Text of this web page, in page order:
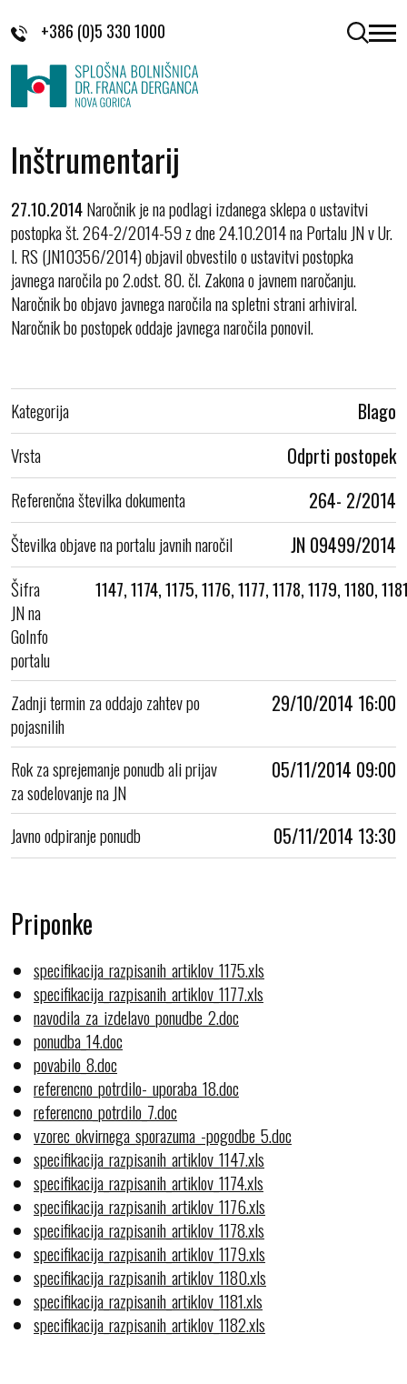
+386 (0)5 330 1000 odpri
Inštrumentarij
27.10.2014Naročnik je na podlagi izdanega sklepa o ustavitvi
postopka št. 264-2/2014-59 z dne 24.10.2014 na Portalu JN v Ur.
l. RS (JN10356/2014) objavil obvestilo o ustavitvi postopka
javnega naročila po 2.odst. 80. čl. Zakona o javnem naročanju.
Naročnik bo objavo javnega naročila na spletni strani arhiviral.
Naročnik bo postopek oddaje javnega naročila ponovil.
Kategorija Blago
Vrsta Odprti postopek
Referenčna številka dokumenta 264- 2/2014
Številka objave na portalu javnih naročil JN 09499/2014
Šifra
JN na
GoInfo
portalu
1147, 1174, 1175, 1176, 1177, 1178, 1179, 1180,
Zadnji termin za oddajo zahtev po
pojasnilih
29/10/2014 16:00
Rok za sprejemanje ponudb ali prijav
za sodelovanje na JN
05/11/2014 09:00
Javno odpiranje ponudb 05/11/2014 13:30
Priponke
specifikacija_razpisanih_artiklov_1175.xls
specifikacija_razpisanih_artiklov_1177.xls
navodila_za_izdelavo_ponudbe_2.doc
ponudba_14.doc
povabilo_8.doc
referencno_potrdilo-_uporaba_18.doc
referencno_potrdilo_7.doc
vzorec_okvirnega_sporazuma_-pogodbe_5.doc
specifikacija_razpisanih_artiklov_1147.xls
specifikacija_razpisanih_artiklov_1174.xls
specifikacija_razpisanih_artiklov_1176.xls
specifikacija_razpisanih_artiklov_1178.xls
specifikacija_razpisanih_artiklov_1179.xls
specifikacija_razpisanih_artiklov_1180.xls
specifikacija_razpisanih_artiklov_1181.xls
specifikacija_razpisanih_artiklov_1182.xls